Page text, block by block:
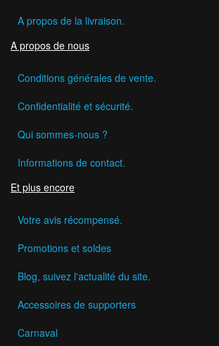
A propos de la livraison.
A propos de nous
Conditions générales de vente.
Confidentialité et sécurité.
Qui sommes-nous ?
Informations de contact.
Et plus encore
Votre avis récompensé.
Promotions et soldes
Blog, suivez l'actualité du site.
Accessoires de supporters
Carnaval